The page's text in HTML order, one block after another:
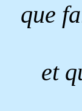
que
et